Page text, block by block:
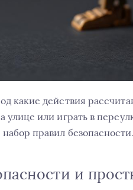
какие действия
улице или играть в
правил безопасности.
и